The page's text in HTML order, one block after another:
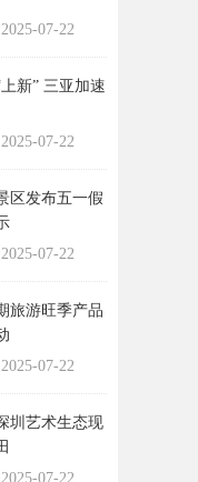
2025-07-22
新” 三亚加速
2025-07-22
区发布五一假
2025-07-22
旅游旺季产品
2025-07-22
圳艺术生态现
2025-07-22